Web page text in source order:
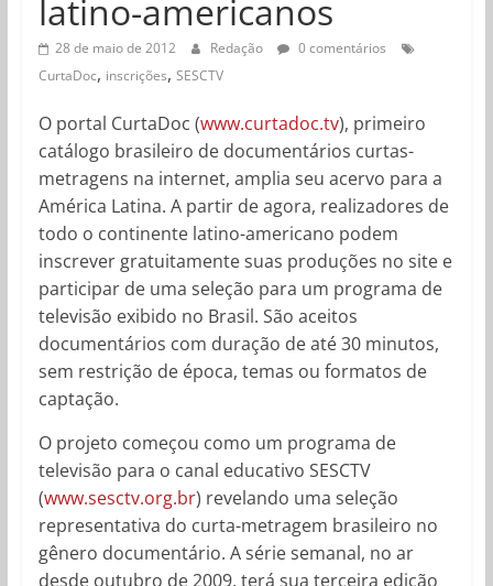
latino-americanos
28 de maio de 2012 Redação
0 comentários
CurtaDoc, inscrições, SESCTV
O portal CurtaDoc (www.curtadoc.tv), primeiro
catálogo brasileiro de documentários curtas-
metragens na internet, amplia seu acervo para a
América Latina. A partir de agora, realizadores de
todo o continente latino-americano podem
inscrever gratuitamente suas produções no site e
participar de uma seleção para um programa de
televisão exibido no Brasil. São aceitos
documentários com duração de até 30 minutos,
sem restrição de época, temas ou formatos de
captação.
O projeto começou como um programa de
televisão para o canal educativo SESCTV
(www.sesctv.org.br) revelando uma seleção
representativa do curta-metragem brasileiro no
gênero documentário. A série semanal, no ar
desde outubro de 2009, terá sua terceira edição